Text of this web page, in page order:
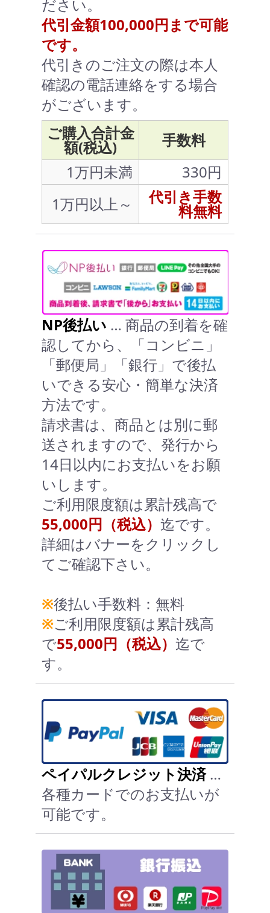
ださい。
代引金額100,000円まで可能
です。
代引きのご注文の際は本人
確認の電話連絡をする場合
がございます。
ご購入合計金
額(税込)
手数料
1万円未満
330円
1万円以上～
代引き手数
料無料
NP後払い … 商品の到着を確
認してから、「コンビニ」
「郵便局」「銀行」で後払
いできる安心・簡単な決済
方法です。
請求書は、商品とは別に郵
送されますので、発行から
14日以内にお支払いをお願
いします。
ご利用限度額は累計残高で
55,000円（税込） 迄です。
詳細はバナーをクリックし
てご確認下さい。
※後払い手数料：無料
※ご利用限度額は累計残高
で55,000円（税込） 迄で
す。
ペイパルクレジット決済…
各種カードでのお支払いが
可能です。